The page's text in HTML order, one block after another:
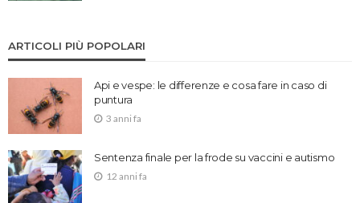
ARTICOLI PIÙ POPOLARI
Api e vespe: le differenze e cosa fare in caso di
puntura
3 anni fa
Sentenza finale per la frode su vaccini e autismo
12 anni fa